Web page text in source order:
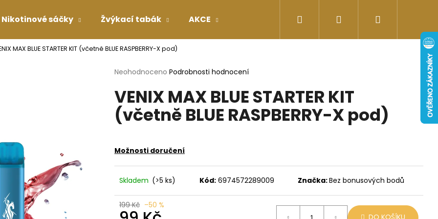
Nikotinové sáčky Žvýkací tabák AKCE Doplňky stravy Energy-kofeinové
Přihlášení
MAX BLUE STARTER KIT (včetně BLUE RASPBERRY-X pod)
Průměrné
produktu
je
0,0
z
Neohodnoceno Podrobnosti hodnocení
VENIX MAX BLUE STARTER KIT
(včetně BLUE RASPBERRY-X pod)
Možnosti doručení
Skladem (>5 ks) Kód: 6974572289009 Značka:Bez bonusových bodů
199 Kč –50 %
Co potřebujete najít?
HLEDAT